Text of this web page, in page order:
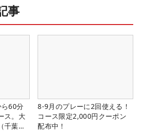
事
60分
ス。大
千葉
8-9月のプレーに2回使える！
コース限定2,000円クーポン
配布中！